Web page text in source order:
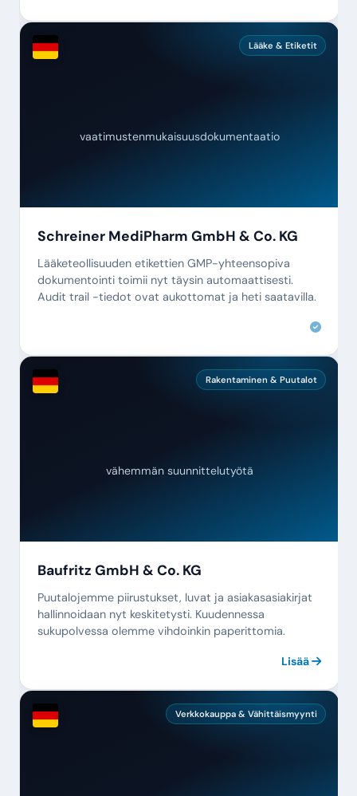
Lääke & Etiketit
vaatimustenmukaisuusdokumentaatio
Schreiner MediPharm GmbH & Co. KG
Lääketeollisuuden etikettien GMP-yhteensopiva
dokumentointi toimii nyt täysin automaattisesti.
Audit trail -tiedot ovat aukottomat ja heti saatavilla.
Rakentaminen & Puutalot
vähemmän suunnittelutyötä
Baufritz GmbH & Co. KG
Puutalojemme piirustukset, luvat ja asiakasasiakirjat
hallinnoidaan nyt keskitetysti. Kuudennessa
sukupolvessa olemme vihdoinkin paperittomia.
Lisää
Verkkokauppa & Vähittäismyynti